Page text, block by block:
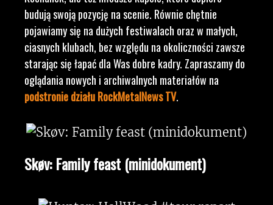
budują swoją pozycję na scenie. Równie chętnie
pojawiamy się na dużych festiwalach oraz w małych,
ciasnych klubach, bez względu na okoliczności zawsze
starając się łapać dla Was dobre kadry. Zapraszamy do
oglądania nowych i archiwalnych materiałów na
podstronie działu RockMetalNews TV.
Skøv: Family feast (minidokument)